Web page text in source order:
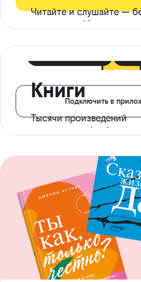
Читайте и слушайте —
ограничений*
Книги
Тысячи произведений
с доступом офлайн
Подключить в